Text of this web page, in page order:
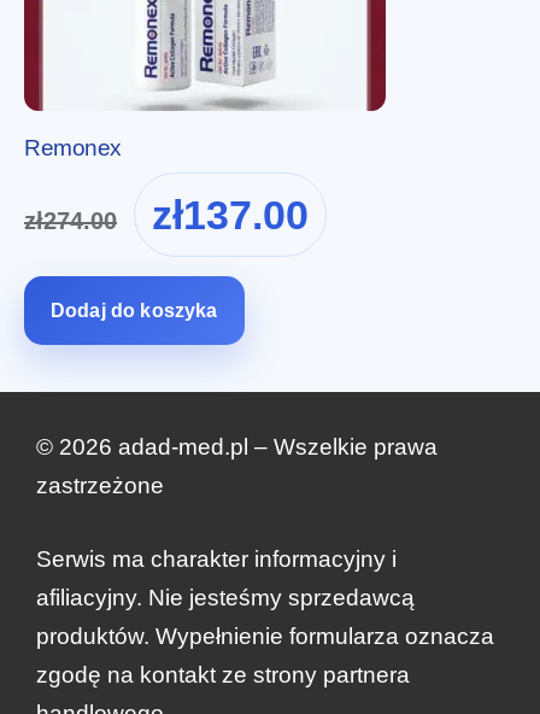
Remonex
zł274.00
Pierwotna
cena
wynosiła:
zł137.00
cena
Dodaj do koszyka
© 2026 adad-med.pl – Wszelkie prawa
zastrzeżone
Serwis ma charakter informacyjny i
afiliacyjny. Nie jesteśmy sprzedawcą
produktów. Wypełnienie formularza oznacza
zgodę na kontakt ze strony partnera
cena
cena